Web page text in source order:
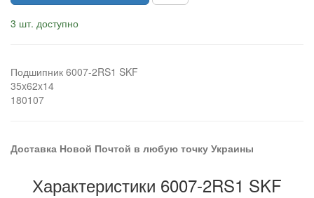
3 шт. доступно
Подшипник 6007-2RS1 SKF
35x62x14
180107
Доставка Новой Почтой в любую точку Украины
Характеристики 6007-2RS1 SKF